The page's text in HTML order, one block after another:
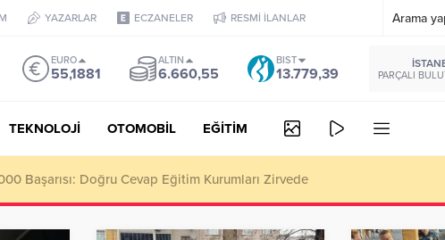
YAZARLAR ECZANELER RESMİ İLANLAR
EURO
55,1881
ALTIN
6.660,55
BIST
13.779,39 PARÇALI
TEKNOLOJİ OTOMOBİL EĞİTİM
Başarısı: Doğru Cevap Eğitim Kurumları Zirvede